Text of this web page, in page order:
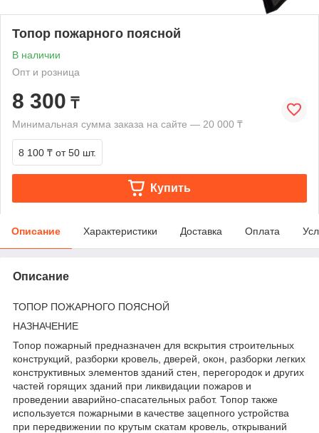
Топор пожарного поясной
В наличии
Опт и розница
8 300 ₸
Минимальная сумма заказа на сайте — 20 000 ₸
8 100 ₸ от 50 шт.
Купить
Описание Характеристики Доставка Оплата
Описание
ТОПОР ПОЖАРНОГО ПОЯСНОЙ
НАЗНАЧЕНИЕ
Топор пожарный предназначен для вскрытия строительных
конструкций, разборки кровель, дверей, окон, разборки легких
конструктивных элементов зданий стен, перегородок и других
частей горящих зданий при ликвидации пожаров и
проведении аварийно-спасательных работ. Топор также
используется пожарными в качестве зацепного устройства
при передвижении по крутым скатам кровель, открываний